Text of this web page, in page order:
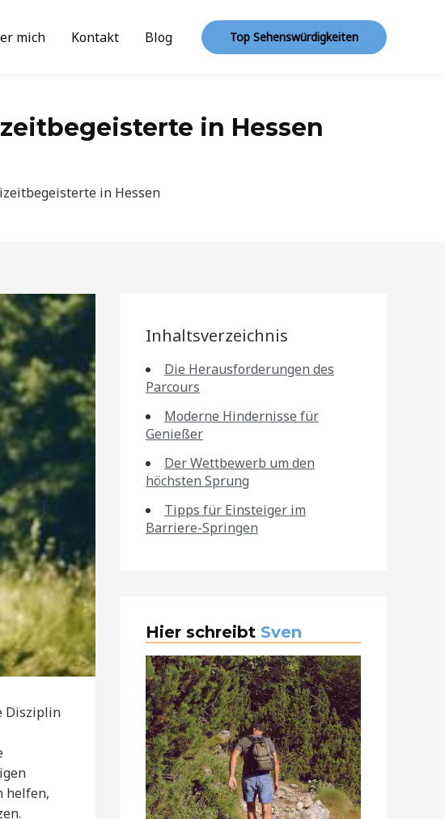
mich Kontakt Blog Top Sehenswürdigkeiten
in Hessen
in Hessen
Disziplin
helfen,
Inhaltsverzeichnis
Die Herausforderungen des
Parcours
Moderne Hindernisse für
Genießer
Der Wettbewerb um den
höchsten Sprung
Tipps für Einsteiger im
Barriere-Springen
Hier schreibt Sven